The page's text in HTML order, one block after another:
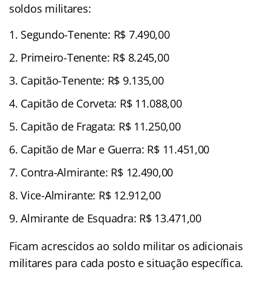
soldos militares:
Segundo-Tenente: R$ 7.490,00
Primeiro-Tenente: R$ 8.245,00
Capitão-Tenente: R$ 9.135,00
Capitão de Corveta: R$ 11.088,00
Capitão de Fragata: R$ 11.250,00
Capitão de Mar e Guerra: R$ 11.451,00
Contra-Almirante: R$ 12.490,00
Vice-Almirante: R$ 12.912,00
Almirante de Esquadra: R$ 13.471,00
Ficam acrescidos ao soldo militar os adicionais
militares para cada posto e situação específica.